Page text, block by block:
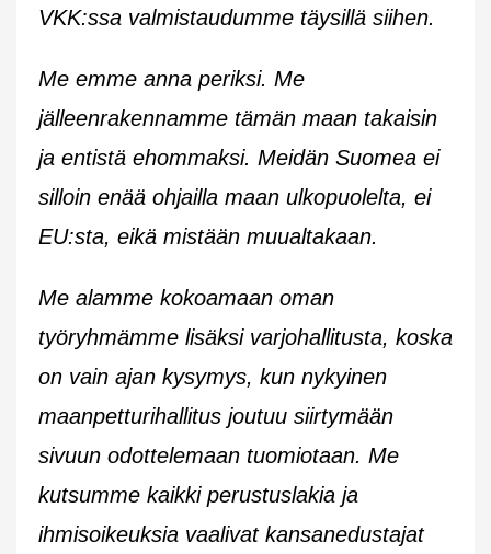
VKK:ssa valmistaudumme täysillä siihen.
Me emme anna periksi. Me
jälleenrakennamme tämän maan takaisin
ja entistä ehommaksi. Meidän Suomea ei
silloin enää ohjailla maan ulkopuolelta, ei
EU:sta, eikä mistään muualtakaan.
Me alamme kokoamaan oman
työryhmämme lisäksi varjohallitusta, koska
on vain ajan kysymys, kun nykyinen
maanpetturihallitus joutuu siirtymään
sivuun odottelemaan tuomiotaan. Me
kutsumme kaikki perustuslakia ja
ihmisoikeuksia vaalivat kansanedustajat